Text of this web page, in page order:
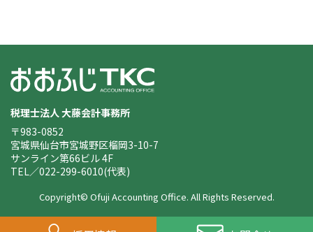
税理士法人 大藤会計事務所
〒983-0852
宮城県仙台市宮城野区榴岡3-10-7
サンライン第66ビル 4F
TEL／022-299-6010(代表)
Copyright© Ofuji Accounting Office. All Rights Reserved.